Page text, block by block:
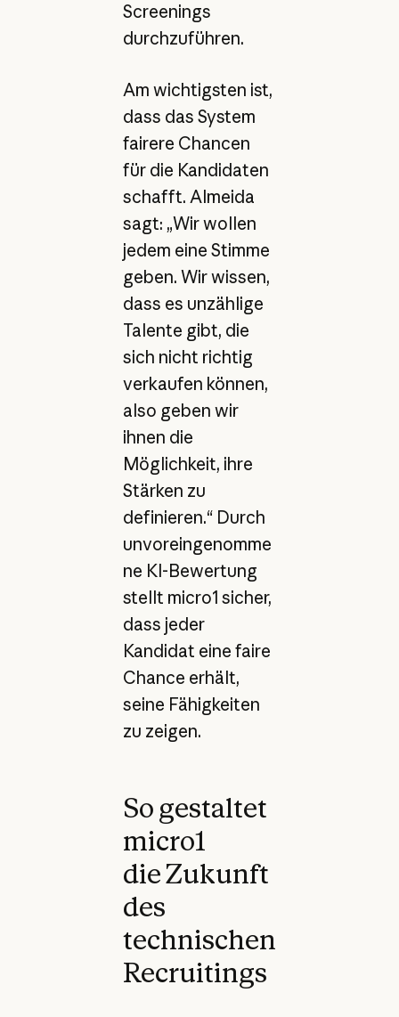
Screenings
durchzuführen.
Am wichtigsten ist,
dass das System
fairere Chancen
für die Kandidaten
schafft. Almeida
sagt: „Wir wollen
jedem eine Stimme
geben. Wir wissen,
dass es unzählige
Talente gibt, die
sich nicht richtig
verkaufen können,
also geben wir
ihnen die
Möglichkeit, ihre
Stärken zu
definieren.“ Durch
unvoreingenomme
ne KI-Bewertung
stellt micro1 sicher,
dass jeder
Kandidat eine faire
Chance erhält,
seine Fähigkeiten
zu zeigen.
So gestaltet
micro1
die Zukunft
des
technischen
Recruitings